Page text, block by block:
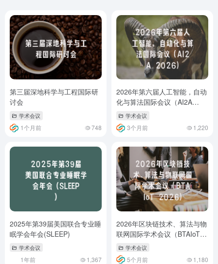
第三届深地科学与工程国际研
讨会
学术会议
1个月前 748
2026年第六届人工智能，自动
化与算法国际会议（AI2A
2026）
学术会议
3个月前 1,220
2025年第39届美国联合专业睡
眠学会年会(SLEEP)
学术会议
1年前 1,367
2026年区块链技术、算法与物
联网国际学术会议（BTAIoT
2026）
学术会议
5个月前 1,180